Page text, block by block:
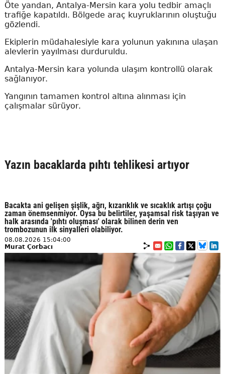
Öte yandan, Antalya-Mersin kara yolu tedbir amaçlı
trafiğe kapatıldı. Bölgede araç kuyruklarının oluştuğu
gözlendi.
Ekiplerin müdahalesiyle kara yolunun yakınına ulaşan
alevlerin yayılması durduruldu.
Antalya-Mersin kara yolunda ulaşım kontrollü olarak
sağlanıyor.
Yangının tamamen kontrol altına alınması için
çalışmalar sürüyor.
Yazın bacaklarda pıhtı tehlikesi artıyor
Bacakta ani gelişen şişlik, ağrı, kızarıklık ve sıcaklık artışı çoğu
zaman önemsenmiyor. Oysa bu belirtiler, yaşamsal risk taşıyan ve
halk arasında 'pıhtı oluşması' olarak bilinen derin ven
trombozunun ilk sinyalleri olabiliyor.
08.08.2026 15:04:00
Murat Çorbacı